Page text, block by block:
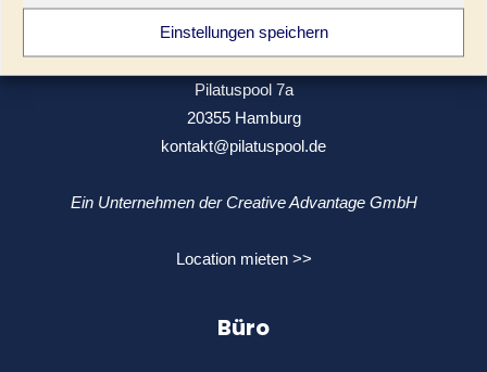
Einstellungen speichern
Workshop- und Tagungsraum
Pilatuspool – Your free Workspace
Pilatuspool 7a
20355 Hamburg
kontakt@pilatuspool.de
Ein Unternehmen der Creative Advantage GmbH
Location mieten >>
Büro